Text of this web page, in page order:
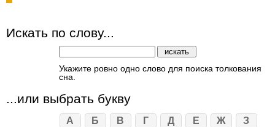
Искать по слову...
Укажите ровно одно слово для поиска толкования
сна.
...или выбрать букву
А Б В Г Д Е Ж
З